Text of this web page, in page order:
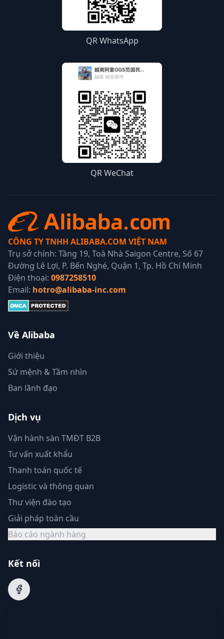
QR WhatsApp
QR WeChat
CÔNG TY TNHH ALIBABA.COM VIỆT NAM
Trụ sở chính: Tầng 19, Toà Nhà Saigon Centre, Số 67
Đường Lê Lợi, P. Bến Nghé, Quận 1, Tp. Hồ Chí Minh
Điện thoại: 0987258510
Email: hotro@alibaba-inc.com
Về Alibaba
Giới thiệu
Sứ mệnh & Tầm nhìn
Ban lãnh đạo
Dịch vụ
Vận hành sàn TMĐT B2B
Tư vấn xuất khẩu
Thanh toán quốc tế
Logistic và thông quan
Thư viện đào tạo
Giải pháp toàn cầu
Báo cáo ngành hàng
Kết nối